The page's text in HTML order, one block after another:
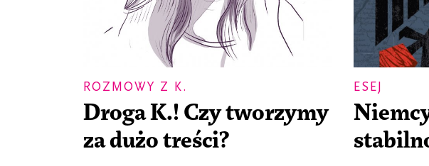
ROZMOWY Z K.
Droga K.! Czy tworzymy
za dużo treści?
ESEJ